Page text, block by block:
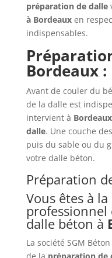
préparation de dalle
à Bordeauxen
indispensables.
Bordeaux :
Avant de couler du
de la dalle est
intervient à Bordeaux
dalle. Une couche
puis du sable ou du
votre dalle béton.
Préparation
Vous êtes à
dalle béton à
La société SGM